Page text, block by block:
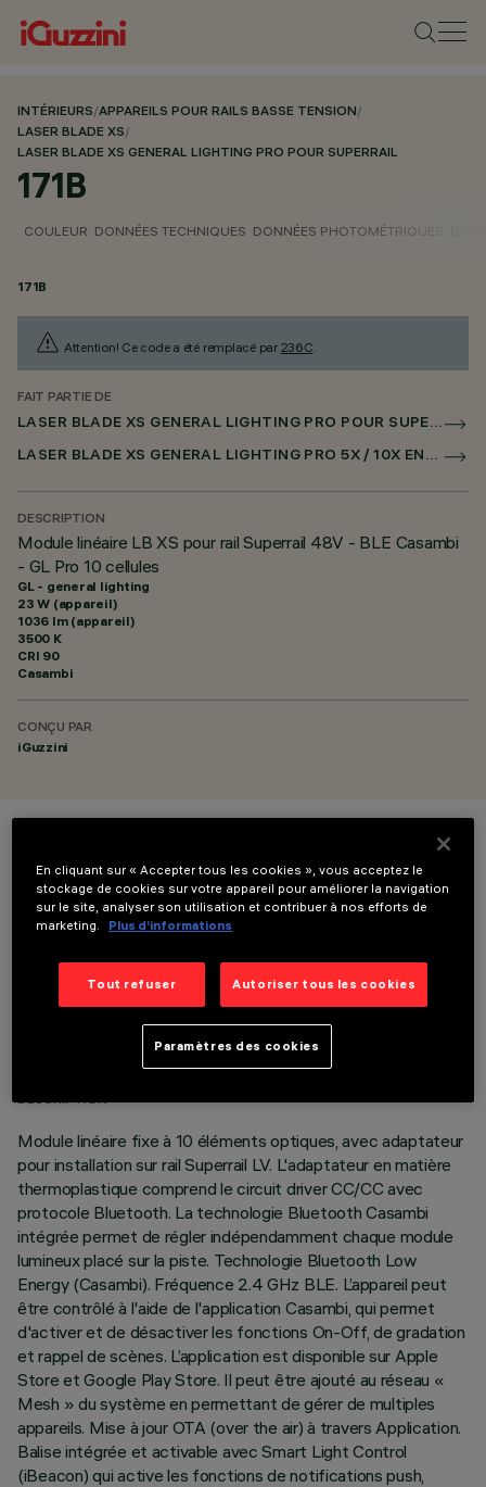
INTÉRIEURS/APPAREILS POUR RAILS BASSE TENSION/
LASER BLADE XS/
LASER BLADE XS GENERAL LIGHTING PRO POUR SUPERRAIL
171B
COULEUR DONNÉES TECHNIQUES DONNÉES PHOTOMÉTRIQUES
171B
Attention! Ce code a été remplacé par 236C.
FAIT PARTIE DE
LASER BLADE XS GENERAL LIGHTING PRO POUR SUPERRAIL
LASER BLADE XS GENERAL LIGHTING PRO 5X / 10X ENCASTRÉ POUR SUPERRAIL CASAMBI
DESCRIPTION
Module linéaire LB XS pour rail Superrail 48V - BLE Casambi
- GL Pro 10 cellules
GL - general lighting
23 W (appareil)
1036 lm (appareil)
3500 K
CRI 90
Casambi
CONÇU PAR
iGuzzini
DONNÉES TECHNIQUES
DERNIÈRE MISE À JOUR: 18/06/2026
DESCRIPTION
Module linéaire fixe à 10 éléments optiques, avec adaptateur
pour installation sur rail Superrail LV. L'adaptateur en matière
thermoplastique comprend le circuit driver CC/CC avec
protocole Bluetooth. La technologie Bluetooth Casambi
intégrée permet de régler indépendamment chaque module
lumineux placé sur la piste. Technologie Bluetooth Low
Energy (Casambi). Fréquence 2.4 GHz BLE. L’appareil peut
être contrôlé à l'aide de l'application Casambi, qui permet
d'activer et de désactiver les fonctions On-Off, de gradation
et rappel de scènes. L’application est disponible sur Apple
Store et Google Play Store. Il peut être ajouté au réseau «
Mesh » du système en permettant de gérer de multiples
appareils. Mise à jour OTA (over the air) à travers Application.
Balise intégrée et activable avec Smart Light Control
(iBeacon) qui active les fonctions de notifications push,
En cliquant sur « Accepter tous les cookies », vous acceptez le
stockage de cookies sur votre appareil pour améliorer la navigation
sur le site, analyser son utilisation et contribuer à nos efforts de
marketing.
Plus d’informations
Tout refuser Autoriser tous les cookies
Paramètres des cookies